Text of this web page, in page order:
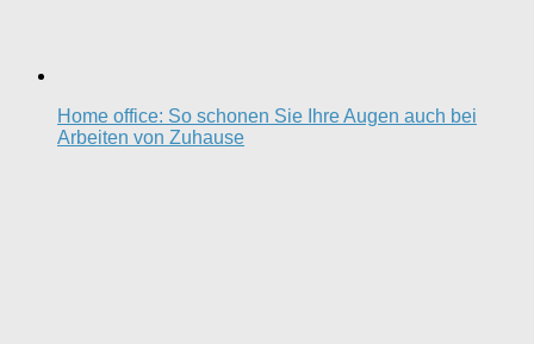
Home office: So schonen Sie Ihre Augen auch bei
Arbeiten von Zuhause